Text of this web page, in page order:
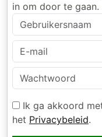
in om door te gaan.
Ik ga akkoord
het Privacybeleid.